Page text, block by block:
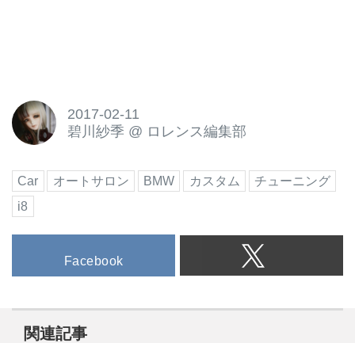
2017-02-11
碧川紗季 @ ロレンス編集部
Car オートサロン BMW カスタム
チューニング
i8
Facebook
関連記事